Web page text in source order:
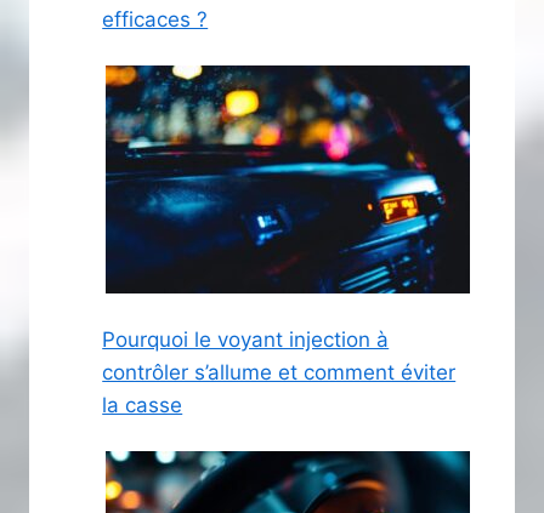
efficaces ?
Pourquoi le voyant injection à
contrôler s’allume et comment éviter
la casse